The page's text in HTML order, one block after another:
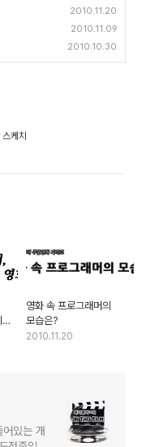
2010.11.20
2010.11.09
2010.10.30
케치
영화 속 프로그래머의
모습은?
2010.11.20
있는 개